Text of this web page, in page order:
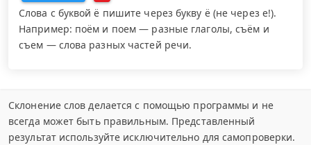
Слова с буквой ё пишите через букву ё (не через е!).
Например: поём и поем — разные глаголы, съём и
съем — слова разных частей речи.
Склонение слов делается с помощью программы и не
всегда может быть правильным. Представленный
результат используйте исключительно для самопроверки.